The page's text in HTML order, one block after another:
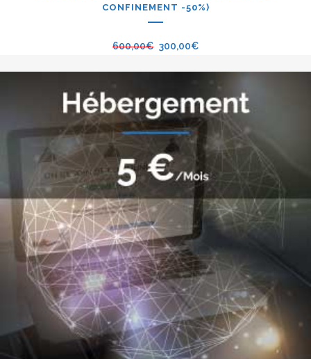
CONFINEMENT -50%)
600,00€ 300,00€